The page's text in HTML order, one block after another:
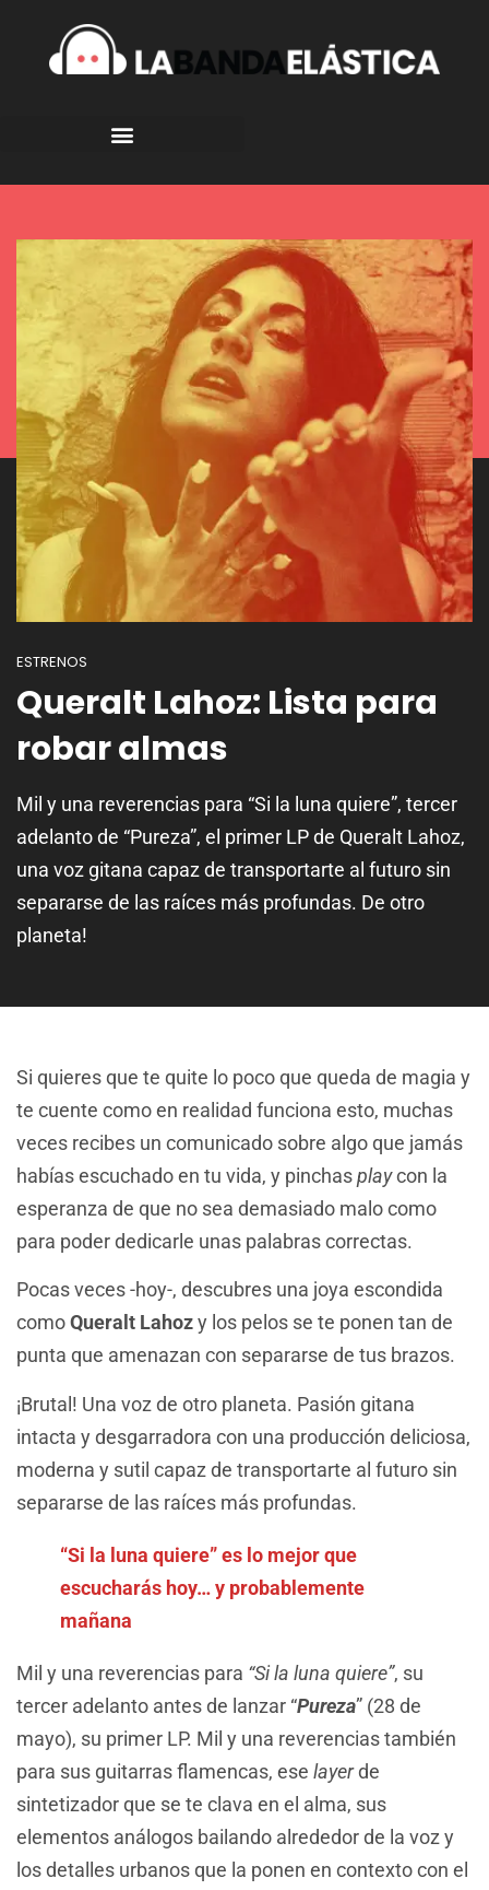
ESTRENOS
Queralt Lahoz: Lista para
robar almas
Mil y una reverencias para “Si la luna quiere”, tercer
adelanto de “Pureza”, el primer LP de Queralt Lahoz,
una voz gitana capaz de transportarte al futuro sin
separarse de las raíces más profundas. De otro
planeta!
Si quieres que te quite lo poco que queda de magia y
te cuente como en realidad funciona esto, muchas
veces recibes un comunicado sobre algo que jamás
habías escuchado en tu vida, y pinchasplaycon la
esperanza de que no sea demasiado malo como
para poder dedicarle unas palabras correctas.
Pocas veces -hoy-, descubres una joya escondida
comoQueralt Lahozy los pelos se te ponen tan de
punta que amenazan con separarse de tus brazos.
¡Brutal! Una voz de otro planeta. Pasión gitana
intacta y desgarradora con una producción deliciosa,
moderna y sutil capaz de transportarte al futuro sin
separarse de las raíces más profundas.
“Si la luna quiere” es lo mejor que
escucharás hoy… y probablemente
mañana
Mil y una reverencias para “Si la luna quiere”, su
tercer adelanto antes de lanzar “Pureza” (28 de
mayo), su primer LP. Mil y una reverencias también
para sus guitarras flamencas, ese layerde
sintetizador que se te clava en el alma, sus
elementos análogos bailando alrededor de la voz y
los detalles urbanos que la ponen en contexto con el